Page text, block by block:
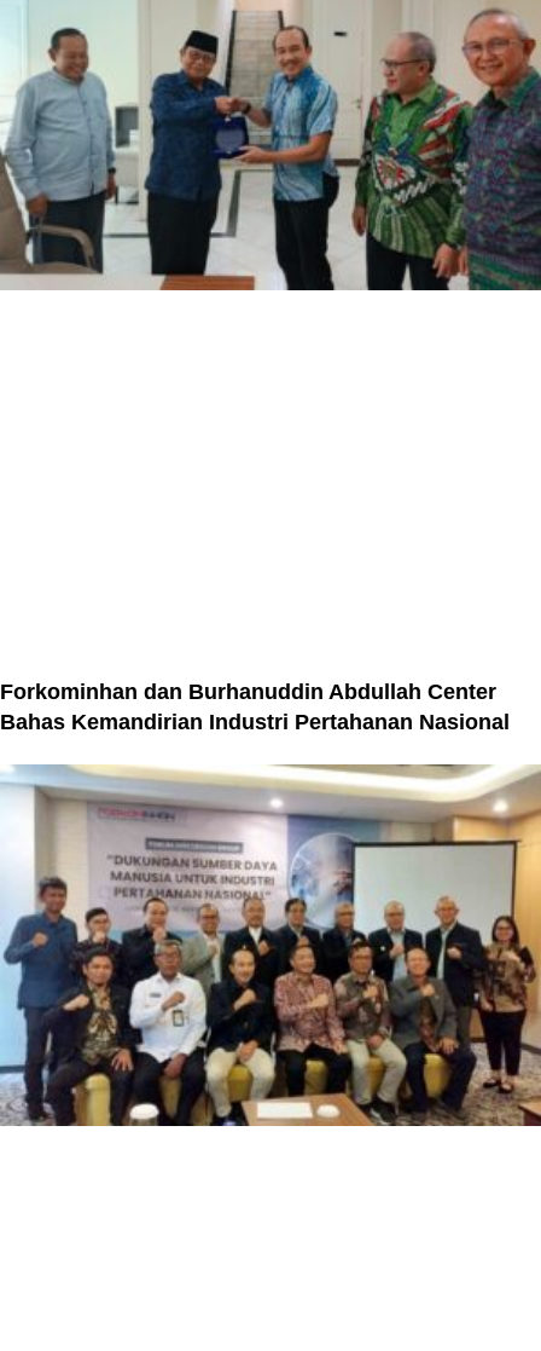
Forkominhan dan Burhanuddin Abdullah Center
Bahas Kemandirian Industri Pertahanan Nasional